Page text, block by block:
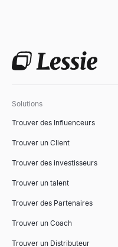
Solutions
Trouver des Influenceurs
Trouver un Client
Trouver des investisseurs
Trouver un talent
Trouver des Partenaires
Trouver un Coach
Trouver un Distributeur